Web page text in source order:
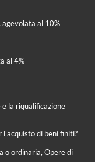
al 10%
al 4%
la riqualificazione
l'acquisto di beni finiti?
o ordinaria, Opere di